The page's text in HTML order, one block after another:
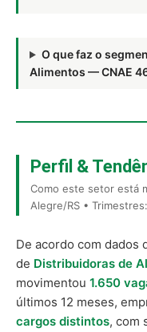
O que faz o
Alimentos — CNAE
Perfil &
Como este setor está
Alegre/RS •
De acordo com dados
de Distribuidoras de
movimentou 1.650
últimos 12 meses,
cargos distintos, com